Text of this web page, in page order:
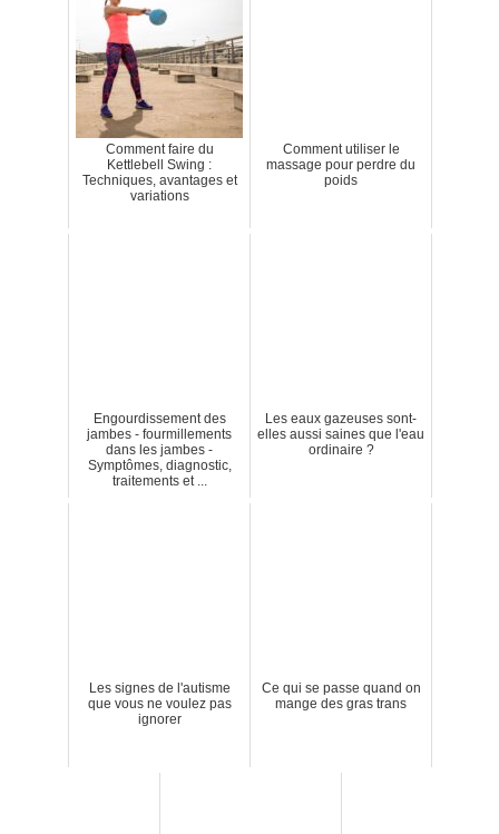
Comment faire du
Kettlebell Swing :
Techniques, avantages et
variations
Comment utiliser le
massage pour perdre du
poids
Engourdissement des
jambes - fourmillements
dans les jambes -
Symptômes, diagnostic,
traitements et ...
Les eaux gazeuses sont-
elles aussi saines que l'eau
ordinaire ?
Les signes de l'autisme
que vous ne voulez pas
ignorer
Ce qui se passe quand on
mange des gras trans